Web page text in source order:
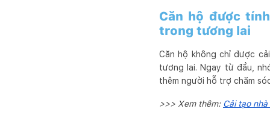
Căn hộ được
trong tương lai
Căn hộ không chỉ được
tương lai. Ngay từ đầu,
thêm người hỗ trợ chăm
>>> Xem thêm: Cải tạo